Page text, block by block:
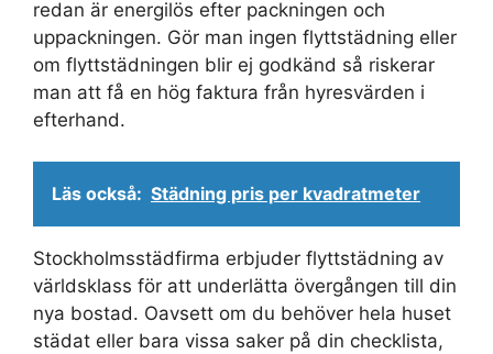
redan är energilös efter packningen och
uppackningen. Gör man ingen flyttstädning eller
om flyttstädningen blir ej godkänd så riskerar
man att få en hög faktura från hyresvärden i
efterhand.
Läs också: Städning pris per kvadratmeter
Stockholmsstädfirma erbjuder flyttstädning av
världsklass för att underlätta övergången till din
nya bostad. Oavsett om du behöver hela huset
städat eller bara vissa saker på din checklista,